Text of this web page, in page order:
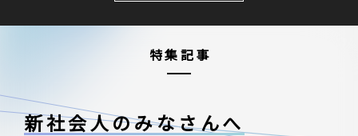
特集記事
新社会人のみなさんへ